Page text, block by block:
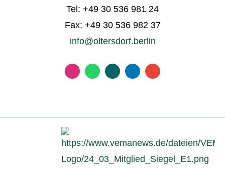
Tel: +49 30 536 981 24
Fax: +49 30 536 982 37
info@oltersdorf.berlin